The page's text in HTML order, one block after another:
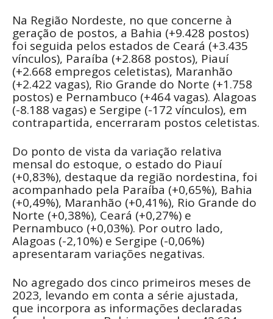
Na Região Nordeste, no que concerne à
geração de postos, a Bahia (+9.428 postos)
foi seguida pelos estados de Ceará (+3.435
vínculos), Paraíba (+2.868 postos), Piauí
(+2.668 empregos celetistas), Maranhão
(+2.422 vagas), Rio Grande do Norte (+1.758
postos) e Pernambuco (+464 vagas). Alagoas
(-8.188 vagas) e Sergipe (-172 vínculos), em
contrapartida, encerraram postos celetistas.
Do ponto de vista da variação relativa
mensal do estoque, o estado do Piauí
(+0,83%), destaque da região nordestina, foi
acompanhado pela Paraíba (+0,65%), Bahia
(+0,49%), Maranhão (+0,41%), Rio Grande do
Norte (+0,38%), Ceará (+0,27%) e
Pernambuco (+0,03%). Por outro lado,
Alagoas (-2,10%) e Sergipe (-0,06%)
apresentaram variações negativas.
No agregado dos cinco primeiros meses de
2023, levando em conta a série ajustada,
que incorpora as informações declaradas